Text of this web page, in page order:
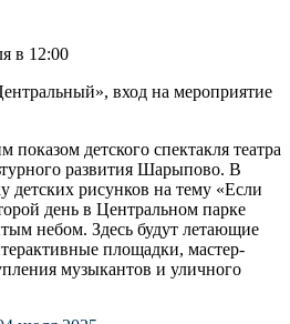
в 12:00
вход на мероприятие
показом детского спектакля театра
развития Шарыпово. В
детских рисунков на тему «Если
день в Центральном парке
небом. Здесь будут летающие
площадки, мастер-
музыкантов и уличного